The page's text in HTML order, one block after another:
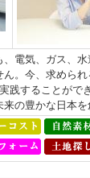
電気、ガス、
。今、求めら
践することがで
の豊かな日本